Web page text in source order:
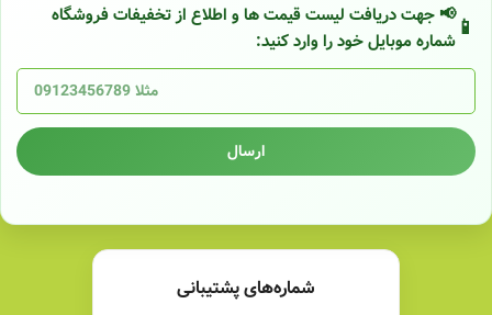
📢 جهت دریافت لیست قیمت ها و اطلاع از تخفیفات فروشگاه
شماره موبایل خود را وارد کنید:
ارسال
شماره‌های پشتیبانی